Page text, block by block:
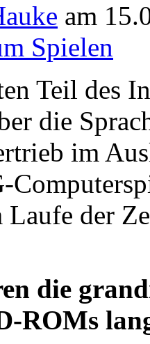
am
Spielen
Teil des
die
im
der
die
ROMs